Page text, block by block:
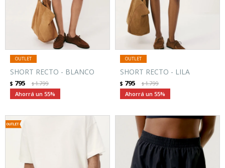
SHORT RECTO - BLANCO
$ 795 $1.799
55
SHORT RECTO - LILA
$ 795 $1.799
55